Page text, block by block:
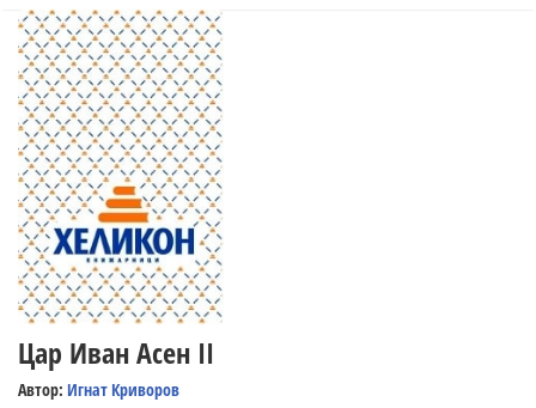
Цар Иван Асен II
Автор: Игнат Криворов